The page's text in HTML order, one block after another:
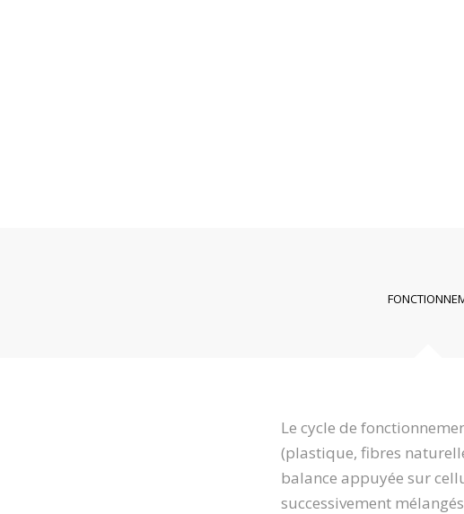
Le cycle de
(plastique, fibres
balance appuyée sur
successivement